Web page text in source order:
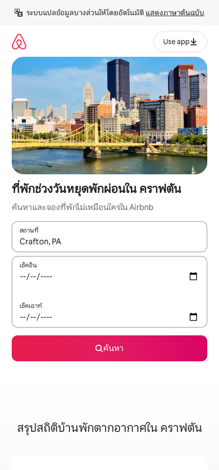
เนื้อหา
ระบบแปลข้อมูลบางส่วนให้โดยอัตโนมัติ แสดงภาษาต้นฉบับ
Use app
ที่พักช่วงวันหยุดพักผ่อนใน คราฟตัน
ค้นหาและจองที่พักไม่เหมือนใครใน Airbnb
สถานที่
ใช้ลูกศรขึ้นลง หรือใช้การสัมผัสหรือปัด เพื่อสำรวจผลการค้นหา
เช็คอิน
เช็คเอาท์
ค้นหา
สรุปสถิติบ้านพักตากอากาศใน คราฟตัน